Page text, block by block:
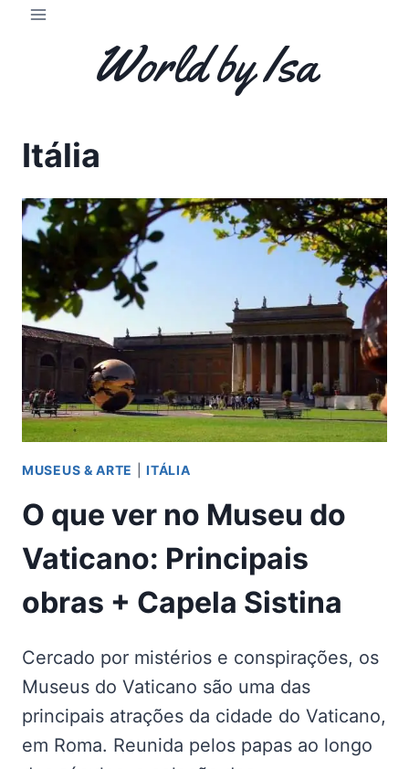
Skip
World by Isa
Itália
MUSEUS & ARTE |ITÁLIA
O que ver no Museu do
Vaticano: Principais
obras + Capela Sistina
Cercado por mistérios e conspirações, os
Museus do Vaticano são uma das
principais atrações da cidade do Vaticano,
em Roma. Reunida pelos papas ao longo